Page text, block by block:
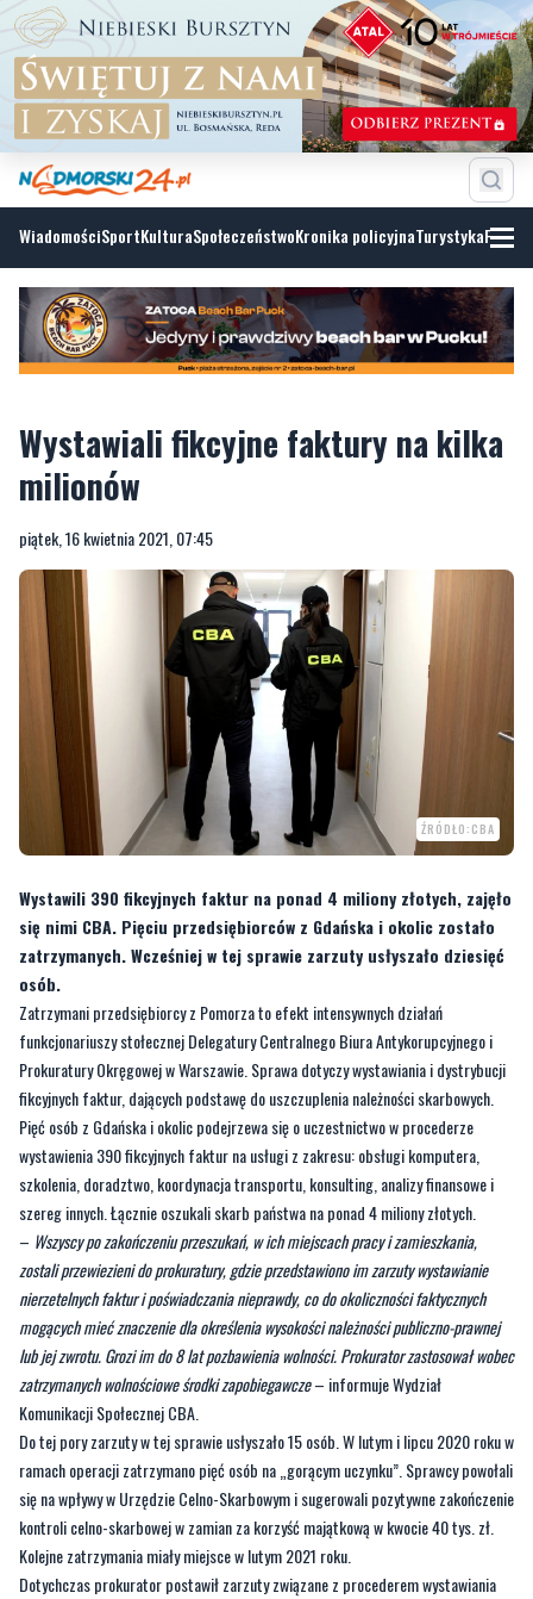
WiadomościSportKulturaSpołeczeństwoKronika policyjnaTurystyka
Wystawiali fikcyjne faktury na kilka
milionów
piątek, 16 kwietnia 2021, 07:45
ŹRÓDŁO:CBA
Wystawili 390 fikcyjnych faktur na ponad 4 miliony złotych, zajęło
się nimi CBA. Pięciu przedsiębiorców z Gdańska i okolic zostało
zatrzymanych. Wcześniej w tej sprawie zarzuty usłyszało dziesięć
osób.
Zatrzymani przedsiębiorcy z Pomorza to efekt intensywnych działań
funkcjonariuszy stołecznej Delegatury Centralnego Biura Antykorupcyjnego i
Prokuratury Okręgowej w Warszawie. Sprawa dotyczy wystawiania i dystrybucji
fikcyjnych faktur, dających podstawę do uszczuplenia należności skarbowych.
Pięć osób z Gdańska i okolic podejrzewa się o uczestnictwo w procederze
wystawienia 390 fikcyjnych faktur na usługi z zakresu: obsługi komputera,
szkolenia, doradztwo, koordynacja transportu, konsulting, analizy finansowe i
szereg innych. Łącznie oszukali skarb państwa na ponad 4 miliony złotych.
– Wszyscy po zakończeniu przeszukań, w ich miejscach pracy i zamieszkania,
zostali przewiezieni do prokuratury, gdzie przedstawiono im zarzuty wystawianie
nierzetelnych faktur i poświadczania nieprawdy, co do okoliczności faktycznych
mogących mieć znaczenie dla określenia wysokości należności publiczno-prawnej
lub jej zwrotu. Grozi im do 8 lat pozbawienia wolności. Prokurator zastosował wobec
zatrzymanych wolnościowe środki zapobiegawcze– informuje Wydział
Komunikacji Społecznej CBA.
Do tej pory zarzuty w tej sprawie usłyszało 15 osób. W lutym i lipcu 2020 roku w
ramach operacji zatrzymano pięć osób na „gorącym uczynku”. Sprawcy powołali
się na wpływy w Urzędzie Celno-Skarbowym i sugerowali pozytywne zakończenie
kontroli celno-skarbowej w zamian za korzyść majątkową w kwocie 40 tys. zł.
Kolejne zatrzymania miały miejsce w lutym 2021 roku.
Dotychczas prokurator postawił zarzuty związane z procederem wystawiania